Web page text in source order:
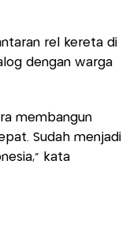
rel kereta di
dengan warga
membangun
Sudah menjadi
kata